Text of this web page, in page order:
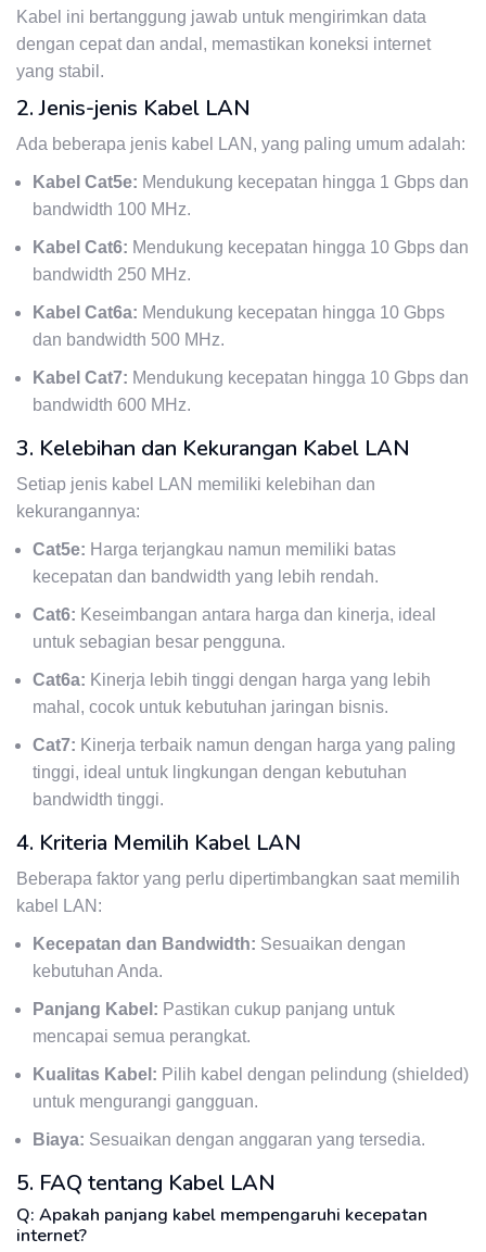
Kabel ini bertanggung jawab untuk mengirimkan data
dengan cepat dan andal, memastikan koneksi internet
yang stabil.
2. Jenis-jenis Kabel LAN
Ada beberapa jenis kabel LAN, yang paling umum adalah:
Kabel Cat5e: Mendukung kecepatan hingga 1 Gbps dan
bandwidth 100 MHz.
Kabel Cat6: Mendukung kecepatan hingga 10 Gbps dan
bandwidth 250 MHz.
Kabel Cat6a: Mendukung kecepatan hingga 10 Gbps
dan bandwidth 500 MHz.
Kabel Cat7: Mendukung kecepatan hingga 10 Gbps dan
bandwidth 600 MHz.
3. Kelebihan dan Kekurangan Kabel LAN
Setiap jenis kabel LAN memiliki kelebihan dan
kekurangannya:
Cat5e: Harga terjangkau namun memiliki batas
kecepatan dan bandwidth yang lebih rendah.
Cat6: Keseimbangan antara harga dan kinerja, ideal
untuk sebagian besar pengguna.
Cat6a: Kinerja lebih tinggi dengan harga yang lebih
mahal, cocok untuk kebutuhan jaringan bisnis.
Cat7: Kinerja terbaik namun dengan harga yang paling
tinggi, ideal untuk lingkungan dengan kebutuhan
bandwidth tinggi.
4. Kriteria Memilih Kabel LAN
Beberapa faktor yang perlu dipertimbangkan saat memilih
kabel LAN:
Kecepatan dan Bandwidth: Sesuaikan dengan
kebutuhan Anda.
Panjang Kabel: Pastikan cukup panjang untuk
mencapai semua perangkat.
Kualitas Kabel: Pilih kabel dengan pelindung (shielded)
untuk mengurangi gangguan.
Biaya: Sesuaikan dengan anggaran yang tersedia.
5. FAQ tentang Kabel LAN
Q: Apakah panjang kabel mempengaruhi kecepatan
internet?